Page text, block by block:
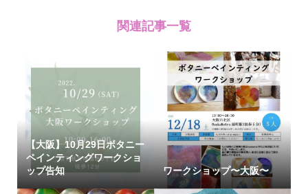
関連記事一覧
【大阪】10月29日ボタニー
ペインティングワークショ
ップ告知
ワークショップ〜大阪〜